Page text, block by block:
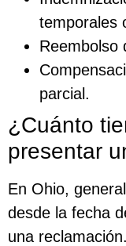
temporales
Reembolso
parcial.
¿Cuánto
presentar
En Ohio,
desde la fecha
una